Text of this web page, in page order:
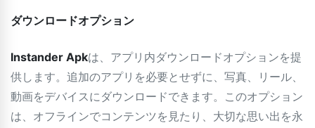
ダウンロードオプション
Instander Apkは、アプリ内ダウンロードオプションを提
供します。追加のアプリを必要とせずに、写真、リール、
動画をデバイスにダウンロードできます。このオプション
は、オフラインでコンテンツを見たり、大切な思い出を永